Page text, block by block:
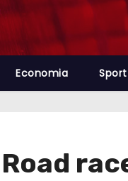
Economia Sport